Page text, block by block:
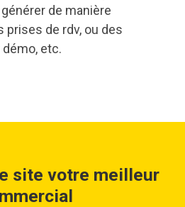
de manière
prises de rdv, ou des
etc.
site votre meilleur